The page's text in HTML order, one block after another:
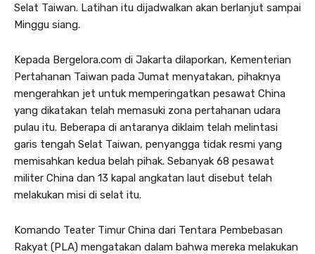
Selat Taiwan. Latihan itu dijadwalkan akan berlanjut sampai
Minggu siang.
Kepada Bergelora.com di Jakarta dilaporkan, Kementerian
Pertahanan Taiwan pada Jumat menyatakan, pihaknya
mengerahkan jet untuk memperingatkan pesawat China
yang dikatakan telah memasuki zona pertahanan udara
pulau itu. Beberapa di antaranya diklaim telah melintasi
garis tengah Selat Taiwan, penyangga tidak resmi yang
memisahkan kedua belah pihak. Sebanyak 68 pesawat
militer China dan 13 kapal angkatan laut disebut telah
melakukan misi di selat itu.
Komando Teater Timur China dari Tentara Pembebasan
Rakyat (PLA) mengatakan dalam bahwa mereka melakukan